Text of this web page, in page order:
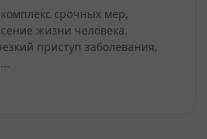
срочных мер,
жизни человека.
приступ заболевания,